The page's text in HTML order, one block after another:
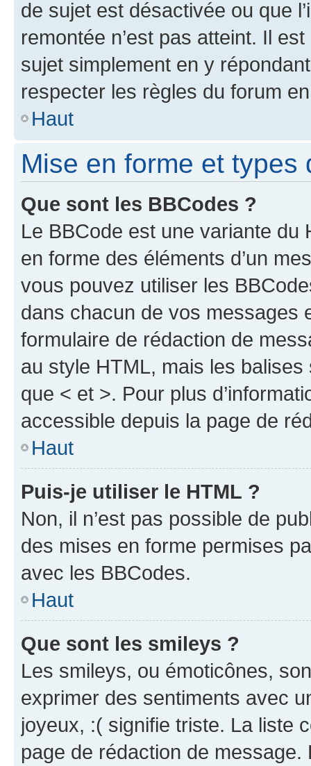
de sujet est désactivée ou que
remontée n’est pas atteint. Il
sujet simplement en y
respecter les règles du forum
Haut
Mise en forme et types
Que sont les BBCodes ?
Le BBCode est une variante du
en forme des éléments d’un
vous pouvez utiliser les
dans chacun de vos messages
formulaire de rédaction de
au style HTML, mais les
que < et >. Pour plus
accessible depuis la page de
Haut
Puis-je utiliser le HTML ?
Non, il n’est pas possible de
des mises en forme permises
avec les BBCodes.
Haut
Que sont les smileys ?
Les smileys, ou émoticônes,
exprimer des sentiments avec
joyeux, :( signifie triste. La liste
page de rédaction de